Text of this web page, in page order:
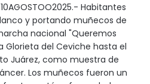
10AGOSTOO2025.- Habitantes
y portando muñecos de
nacional "Queremos
Glorieta del Ceviche hasta el
Juárez, como muestra de
Los muñecos fueron un